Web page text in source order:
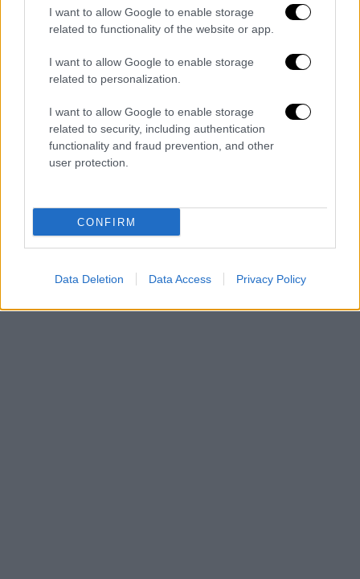
I want to allow Google to enable storage
related to functionality of the website or app.
I want to allow Google to enable storage
related to personalization.
I want to allow Google to enable storage
related to security, including authentication
functionality and fraud prevention, and other
user protection.
CONFIRM
Data Deletion Data Access Privacy Policy